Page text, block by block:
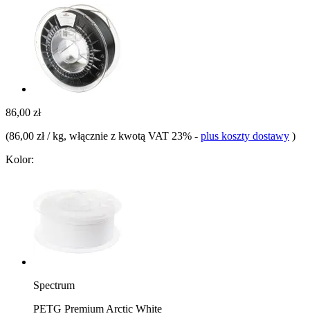
86,00 zł
(86,00 zł / kg, włącznie z kwotą VAT 23% - plus koszty dostawy )
Kolor:
Spectrum
PETG Premium Arctic White